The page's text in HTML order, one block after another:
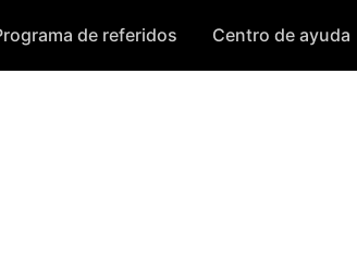
de referidos Centro de ayuda